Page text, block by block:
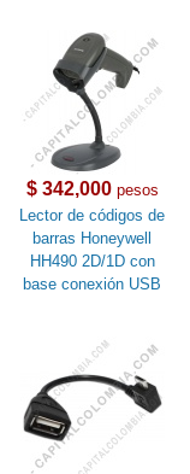
$ 342,000pesos
Lector de códigos de
barras Honeywell
HH490 2D/1D con
base conexión USB